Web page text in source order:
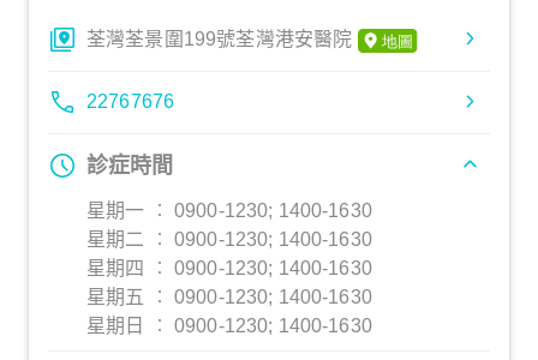
荃灣荃景圍199號荃灣港安醫院
22767676
診症時間
星期一 ︰ 0900-1230; 1400-1630
星期二 ︰ 0900-1230; 1400-1630
星期四 ︰ 0900-1230; 1400-1630
星期五 ︰ 0900-1230; 1400-1630
星期日 ︰ 0900-1230; 1400-1630